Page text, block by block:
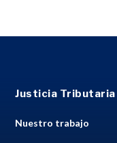
Justicia Tributaria
Nuestro trabajo